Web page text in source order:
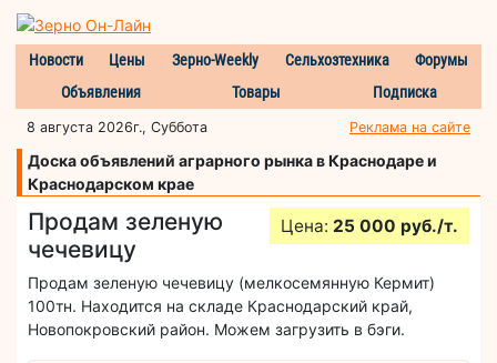
Новости Цены Зерно-Weekly Сельхозтехника
Форумы
Объявления
Товары Подписка
8 августа 2026г., Суббота Реклама на сайте
Доска объявлений аграрного рынка в Краснодаре и
Краснодарском крае
Продам зеленую
чечевицу
Цена: 25 000 руб./т.
Продам зеленую чечевицу (мелкосемянную Кермит)
100тн. Находится на складе Краснодарский край,
Новопокровский район. Можем загрузить в бэги.